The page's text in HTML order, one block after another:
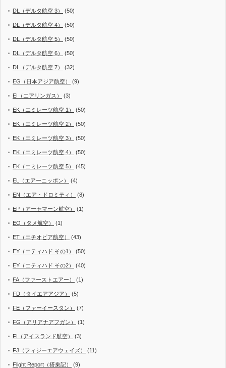
DL（デルタ航空 3） (50)
DL（デルタ航空 4） (50)
DL（デルタ航空 5） (50)
DL（デルタ航空 6） (50)
DL（デルタ航空 7） (32)
EG（日本アジア航空） (9)
EI（エアリンガス） (3)
EK（エミレーツ航空 1） (50)
EK（エミレーツ航空 2） (50)
EK（エミレーツ航空 3） (50)
EK（エミレーツ航空 4） (50)
EK（エミレーツ航空 5） (45)
EL（エアーニッポン） (4)
EN（エア・ドロミティ） (8)
EP（アーセマーン航空） (1)
EQ（タメ航空） (1)
ET（エチオピア航空） (43)
EY（エティハド その1） (50)
EY（エティハド その2） (40)
FA（ファーストエアー） (1)
FD（タイエアアジア） (5)
FE（ファーイースタン） (7)
FG（アリアナアフガン） (1)
FI（アイスランド航空） (3)
FJ（フィジーエアウェイズ） (11)
Flight Report（搭乗記） (9)